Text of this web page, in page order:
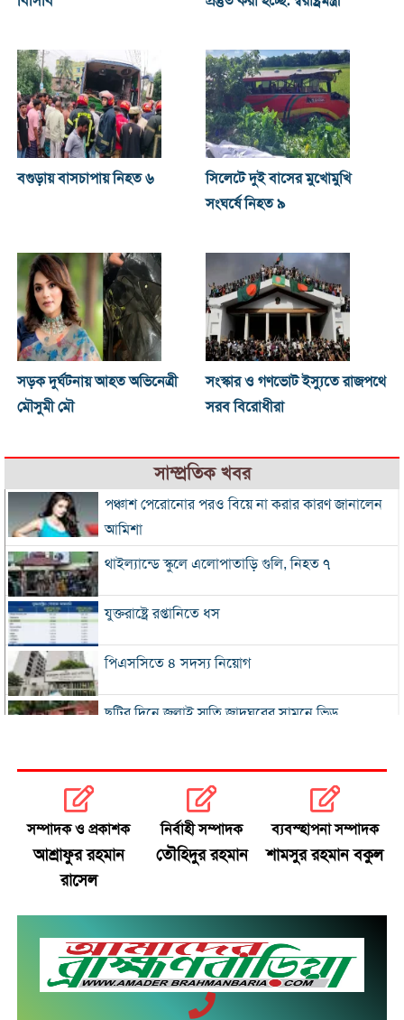
বগুড়ায় বাসচাপায় নিহত ৬
সিলেটে দুই বাসের মুখোমুখি
সংঘর্ষে নিহত ৯
সড়ক দুর্ঘটনায় আহত অভিনেত্রী
মৌসুমী মৌ
সংস্কার ও গণভোট ইস্যুতে রাজপথে
সরব বিরোধীরা
সাম্প্রতিক খবর
পঞ্চাশ পেরোনোর পরও বিয়ে না করার কারণ জানালেন
আমিশা
থাইল্যান্ডে স্কুলে এলোপাতাড়ি গুলি, নিহত ৭
যুক্তরাষ্ট্রে রপ্তানিতে ধস
পিএসসিতে ৪ সদস্য নিয়োগ
ছুটির দিনে জুলাই স্মৃতি জাদুঘরের সামনে ভিড়
নতুন বিদেশি কোচের খোঁজে বিসিবি
শীর্ষ মাদক কারবারিদের তালিকা প্রস্তুত করা হচ্ছে:
সিলেটে দুই বাসের মুখোমুখি সংঘর্ষে নিহত ৯
সম্পাদক ও প্রকাশক
আশ্রাফুর রহমান
রাসেল
নির্বাহী সম্পাদক
তৌহিদুর রহমান
ব্যবস্হাপনা সম্পাদক
শামসুর রহমান বকুল